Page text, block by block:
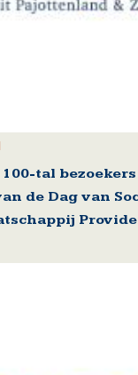
100-tal
de Dag van